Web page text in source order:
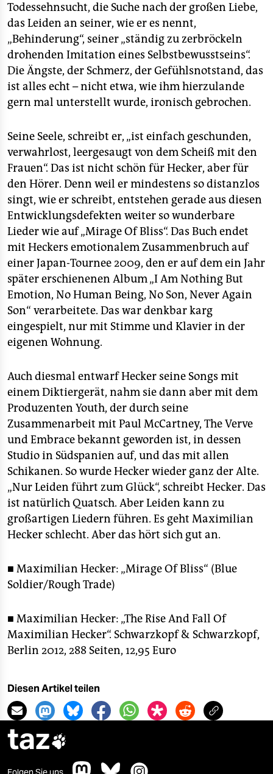
Todessehnsucht, die Suche nach der großen Liebe,
das Leiden an seiner, wie er es nennt,
„Behinderung“, seiner „ständig zu zerbröckeln
drohenden Imitation eines Selbstbewusstseins“.
Die Ängste, der Schmerz, der Gefühlsnotstand, das
ist alles echt – nicht etwa, wie ihm hierzulande
gern mal unterstellt wurde, ironisch gebrochen.
Seine Seele, schreibt er, „ist einfach geschunden,
verwahrlost, leergesaugt von dem Scheiß mit den
Frauen“. Das ist nicht schön für Hecker, aber für
den Hörer. Denn weil er mindestens so distanzlos
singt, wie er schreibt, entstehen gerade aus diesen
Entwicklungsdefekten weiter so wunderbare
Lieder wie auf „Mirage Of Bliss“. Das Buch endet
mit Heckers emotionalem Zusammenbruch auf
einer Japan-Tournee 2009, den er auf dem ein Jahr
später erschienenen Album „I Am Nothing But
Emotion, No Human Being, No Son, Never Again
Son“ verarbeitete. Das war denkbar karg
eingespielt, nur mit Stimme und Klavier in der
eigenen Wohnung.
Auch diesmal entwarf Hecker seine Songs mit
einem Diktiergerät, nahm sie dann aber mit dem
Produzenten Youth, der durch seine
Zusammenarbeit mit Paul McCartney, The Verve
und Embrace bekannt geworden ist, in dessen
Studio in Südspanien auf, und das mit allen
Schikanen. So wurde Hecker wieder ganz der Alte.
„Nur Leiden führt zum Glück“, schreibt Hecker. Das
ist natürlich Quatsch. Aber Leiden kann zu
großartigen Liedern führen. Es geht Maximilian
Hecker schlecht. Aber das hört sich gut an.
■ Maximilian Hecker: „Mirage Of Bliss“ (Blue
Soldier/Rough Trade)
■ Maximilian Hecker: „The Rise And Fall Of
Maximilian Hecker“. Schwarzkopf & Schwarzkopf,
Berlin 2012, 288 Seiten, 12,95 Euro
Diesen Artikel teilen
taz